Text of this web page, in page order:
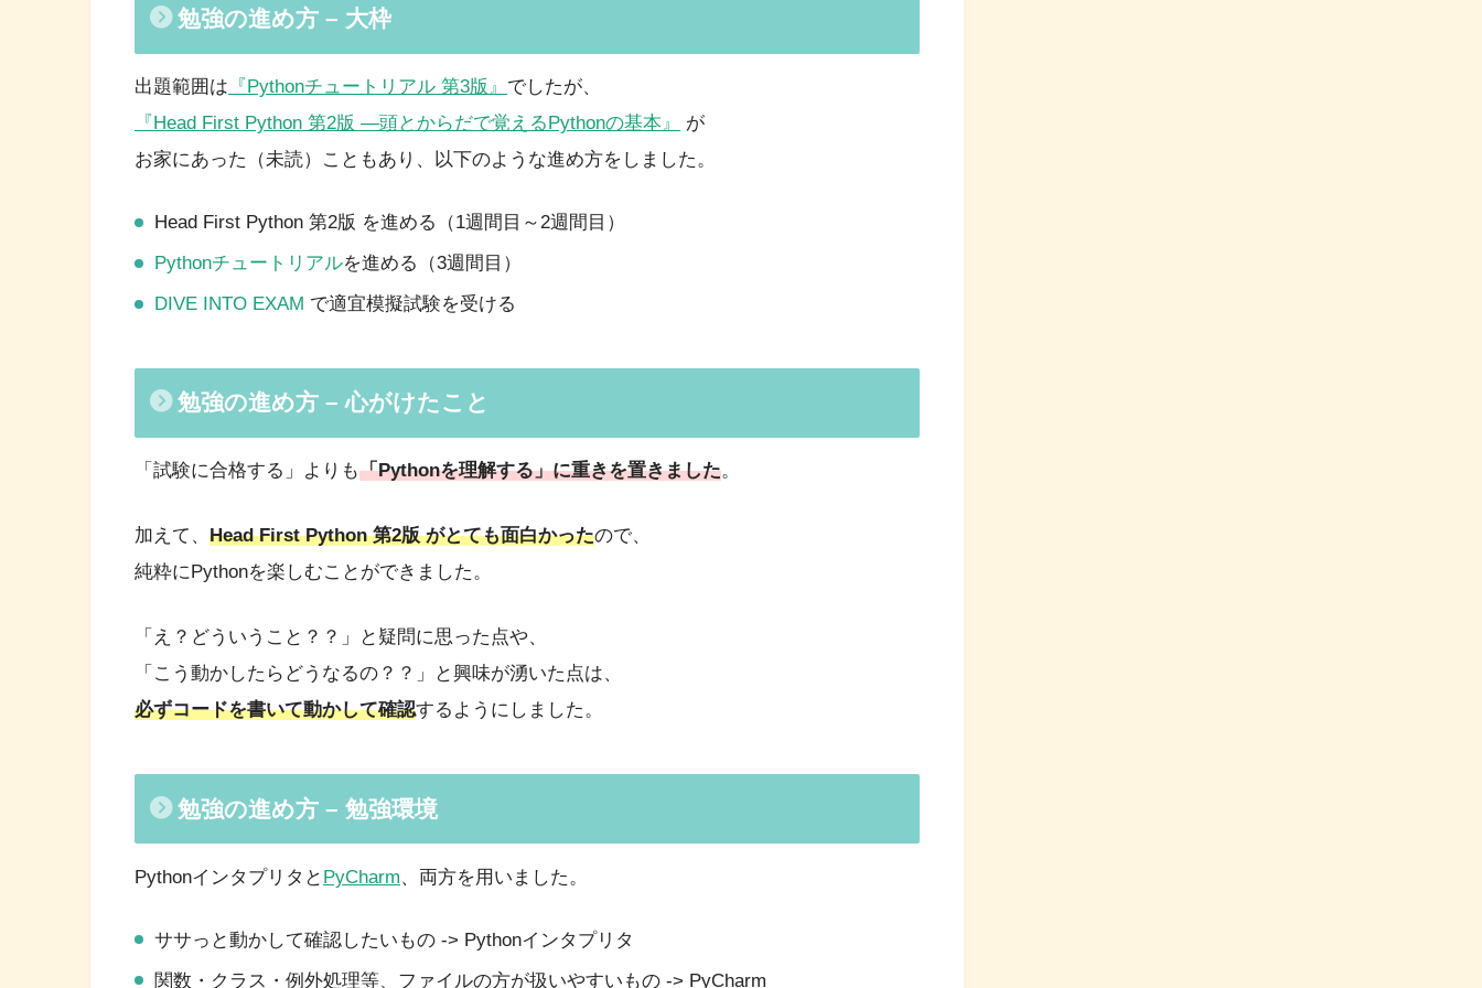
勉強の進め方 – 大枠
出題範囲は 『Pythonチュートリアル 第3版』 でしたが、
『Head First Python 第2版 ―頭とからだで覚えるPythonの基本』
が
お家にあった（未読）こともあり、以下のような進め方をしました。
Head First Python 第2版 を進める（1週間目～2週間目）
Pythonチュートリアルを進める（3週間目）
DIVE INTO EXAM で適宜模擬試験を受ける
勉強の進め方 – 心がけたこと
「試験に合格する」よりも「Pythonを理解する」に重きを置きました。
加えて、 Head First Python 第2版 がとても面白かったので、
純粋にPythonを楽しむことができました。
「え？どういうこと？？」と疑問に思った点や、
「こう動かしたらどうなるの？？」と興味が湧いた点は、
必ずコードを書いて動かして確認するようにしました。
勉強の進め方 – 勉強環境
Pythonインタプリタと PyCharm、両方を用いました。
ササっと動かして確認したいもの -> Pythonインタプリタ
関数・クラス・例外処理等、ファイルの方が扱いやすいもの -> PyCharm